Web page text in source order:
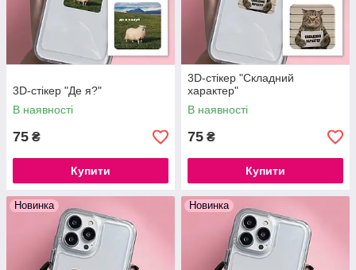
3D-стікер "Де я?"
В наявності
75 ₴
Купити
3D-стікер "Складний
характер"
В наявності
75 ₴
Купити
Новинка Новинка